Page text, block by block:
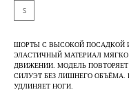
S
ШОРТЫ С ВЫСОКОЙ ПОСАДКОЙ
ЭЛАСТИЧНЫЙ МАТЕРИАЛ
ДВИЖЕНИИ. МОДЕЛЬ
СИЛУЭТ БЕЗ ЛИШНЕГО ОБЪЁМА.
УДЛИНЯЕТ НОГИ.